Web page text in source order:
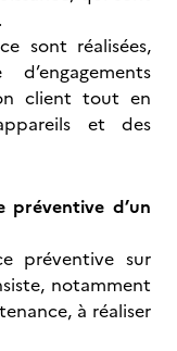
sont réalisées,
client tout en
et des
préventive d’un
préventive sur
notamment
à réaliser